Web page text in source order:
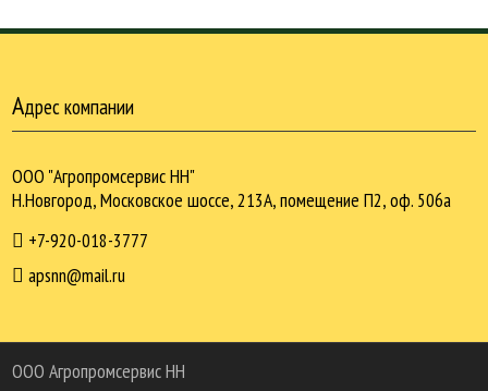
Адрес компании
ООО "Агропромсервис НН"
Н.Новгород, Московское шоссе, 213А, помещение П2, оф. 506а
+7-920-018-3777
apsnn@mail.ru
ООО Агропромcервис НН